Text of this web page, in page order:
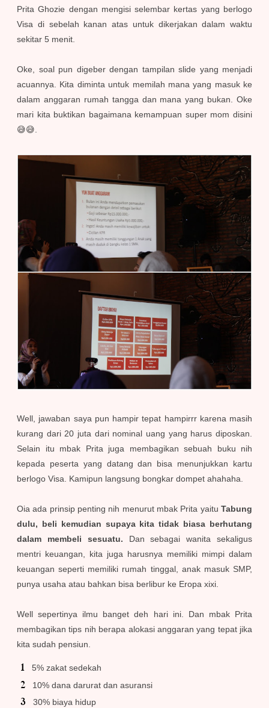
Prita Ghozie dengan mengisi selembar kertas yang berlogo
Visa di sebelah kanan atas untuk dikerjakan dalam waktu
sekitar 5 menit.
Oke, soal pun digeber dengan tampilan slide yang menjadi
acuannya. Kita diminta untuk memilah mana yang masuk ke
dalam anggaran rumah tangga dan mana yang bukan. Oke
mari kita buktikan bagaimana kemampuan super mom disini
😅😅.
Well, jawaban saya pun hampir tepat hampirrr karena masih
kurang dari 20 juta dari nominal uang yang harus diposkan.
Selain itu mbak Prita juga membagikan sebuah buku nih
kepada peserta yang datang dan bisa menunjukkan kartu
berlogo Visa. Kamipun langsung bongkar dompet ahahaha.
Oia ada prinsip penting nih menurut mbak Prita yaitu Tabung
dulu, beli kemudian supaya kita tidak biasa berhutang
dalam membeli sesuatu. Dan sebagai wanita sekaligus
mentri keuangan, kita juga harusnya memiliki mimpi dalam
keuangan seperti memiliki rumah tinggal, anak masuk SMP,
punya usaha atau bahkan bisa berlibur ke Eropa xixi.
Well sepertinya ilmu banget deh hari ini. Dan mbak Prita
membagikan tips nih berapa alokasi anggaran yang tepat jika
kita sudah pensiun.
5% zakat sedekah
10% dana darurat dan asuransi
30% biaya hidup